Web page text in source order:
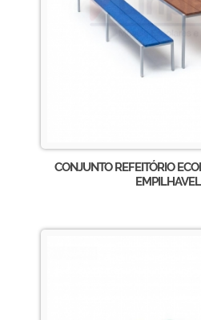
CONJUNTO REFEITÓRIO
EMPILHAVEL